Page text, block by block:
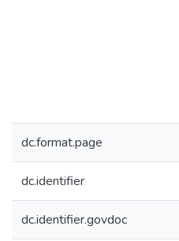
dc.format.page
dc.identifier
dc.identifier.govdoc